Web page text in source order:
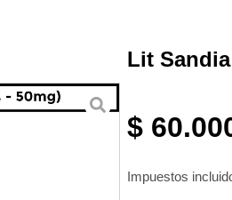
Lit
$
Impuestos